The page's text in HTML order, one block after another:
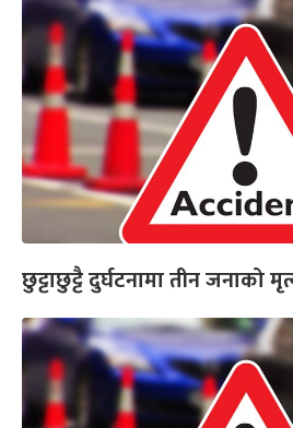
छुट्टाछुट्टै दुर्घटनामा तीन जनाको